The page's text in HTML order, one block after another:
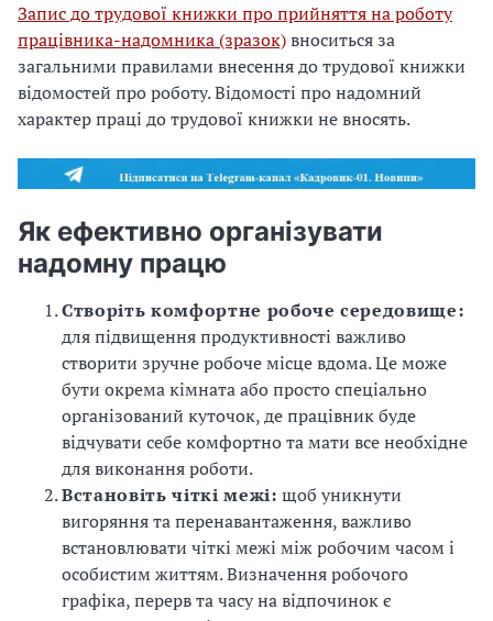
Запис до трудової книжки про прийняття на роботу
працівника-надомника (зразок)вноситься за
загальними правилами внесення до трудової книжки
відомостей про роботу. Відомості про надомний
характер праці до трудової книжки не вносять.
Як ефективно організувати
надомну працю
Створіть комфортне робоче середовище:
для підвищення продуктивності важливо
створити зручне робоче місце вдома. Це може
бути окрема кімната або просто спеціально
організований куточок, де працівник буде
відчувати себе комфортно та мати все необхідне
для виконання роботи.
Встановіть чіткі межі: щоб уникнути
вигоряння та перенавантаження, важливо
встановлювати чіткі межі між робочим часом і
особистим життям. Визначення робочого
графіка, перерв та часу на відпочинок є